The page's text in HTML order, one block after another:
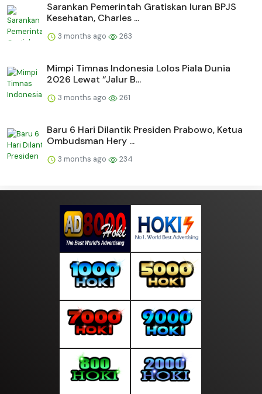
Sarankan Pemerintah Gratiskan Iuran BPJS
Kesehatan, Charles ...
3 months ago 263
Mimpi Timnas Indonesia Lolos Piala Dunia
2026 Lewat “Jalur B...
3 months ago 261
Baru 6 Hari Dilantik Presiden Prabowo, Ketua
Ombudsman Hery ...
3 months ago 234